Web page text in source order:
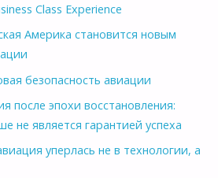
Class Experience
Америка становится новым
безопасность авиации
после эпохи восстановления:
не является гарантией успеха
уперлась не в технологии, а